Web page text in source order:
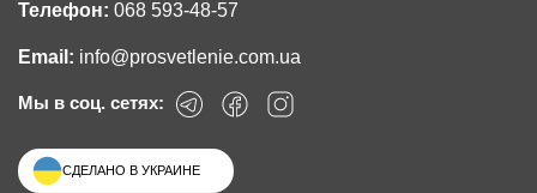
Телефон: 068 593-48-57
Email: info@prosvetlenie.com.ua
Мы в соц. сетях:
СДЕЛАНО В УКРАИНЕ